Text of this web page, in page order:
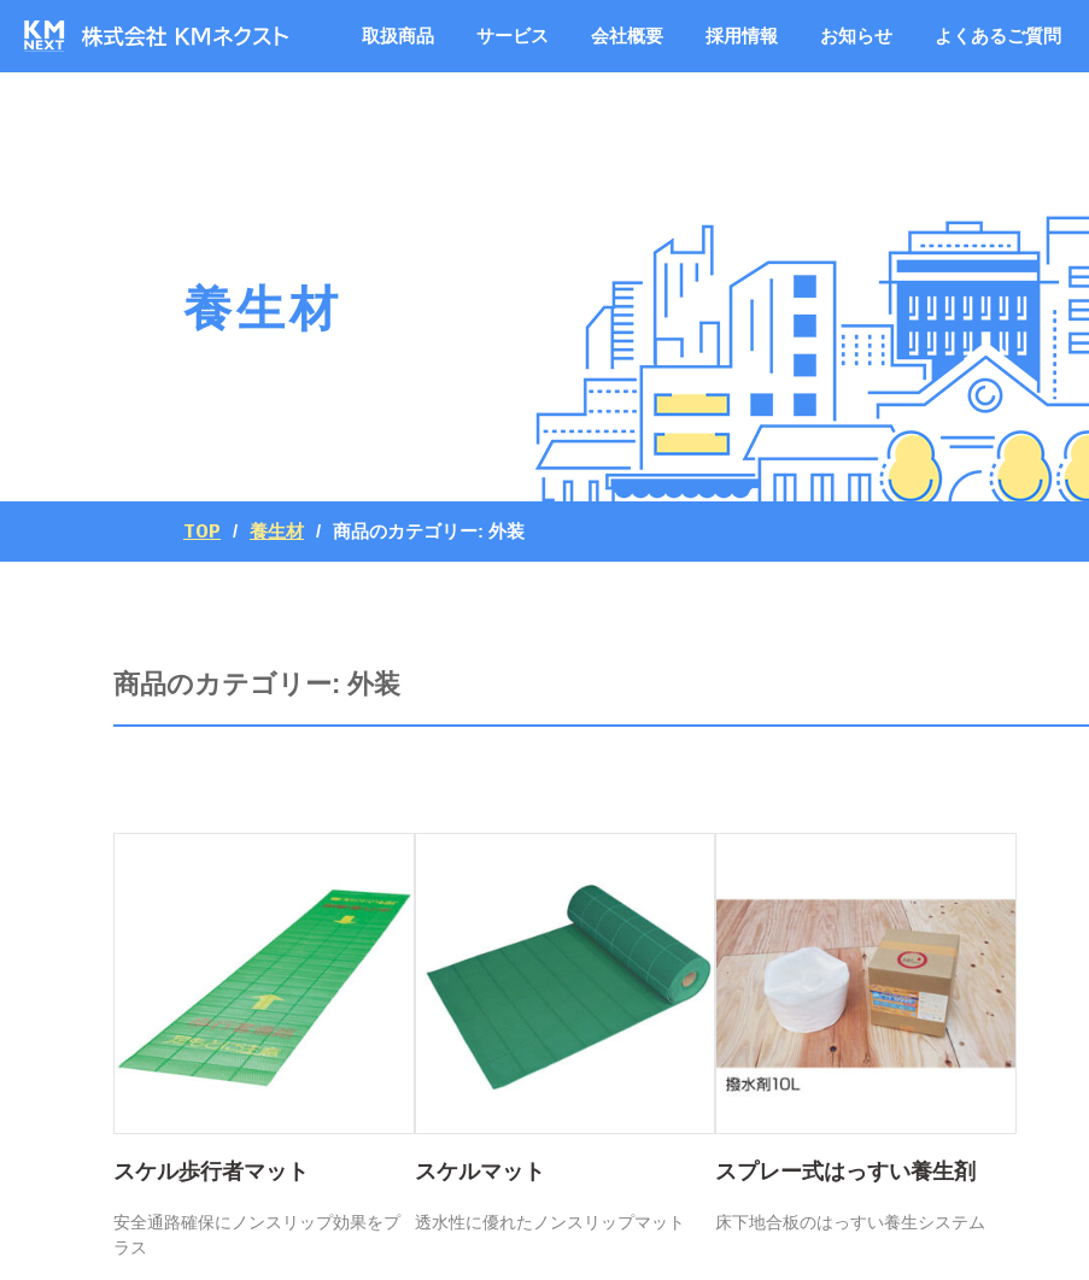
取扱商品 サービス 会社概要 採用情報 お知らせ よくあるご質問
養生材
TOP 養生材 商品のカテゴリー: 外装
商品のカテゴリー:外装
スケル歩行者マット
安全通路確保にノンスリップ効果をプ
ラス
スケルマット
透水性に優れたノンスリップマット
スプレー式はっすい養生剤
床下地合板のはっすい養生システム